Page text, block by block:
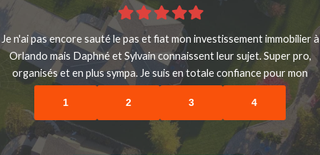
Filled
star
Filled
star
Filled
star
Filled
star
Filled
star
Je n'ai pas encore sauté le pas et fiat mon investissement immobilier à
Orlando mais Daphné et Sylvain connaissent leur sujet. Super pro,
organisés et en plus sympa. Je suis en totale confiance pour mon
projet de 2020.
1 2 3 4